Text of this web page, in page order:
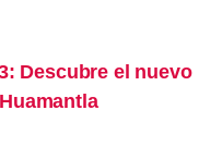
Descubre el nuevo